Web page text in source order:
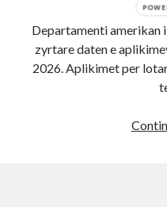
Departamenti amerikan
zyrtare daten e
2026. Aplikimet per